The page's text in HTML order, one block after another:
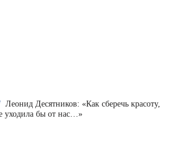
Леонид Десятников: «Как сберечь красоту,
уходила бы от нас…»